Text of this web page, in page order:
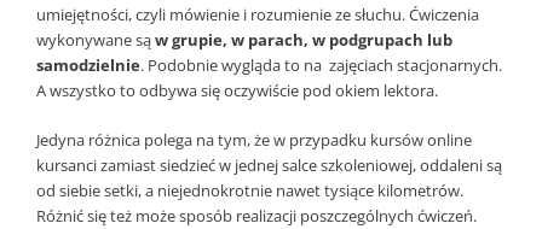
umiejętności, czyli mówienie i rozumienie ze słuchu. Ćwiczenia
wykonywane sąw grupie, w parach, w podgrupach lub
samodzielnie. Podobnie wygląda to na zajęciach stacjonarnych.
A wszystko to odbywa się oczywiście pod okiem lektora.
Jedyna różnica polega na tym, że w przypadku kursów online
kursanci zamiast siedzieć w jednej salce szkoleniowej, oddaleni są
od siebie setki, a niejednokrotnie nawet tysiące kilometrów.
Różnić się też może sposób realizacji poszczególnych ćwiczeń.